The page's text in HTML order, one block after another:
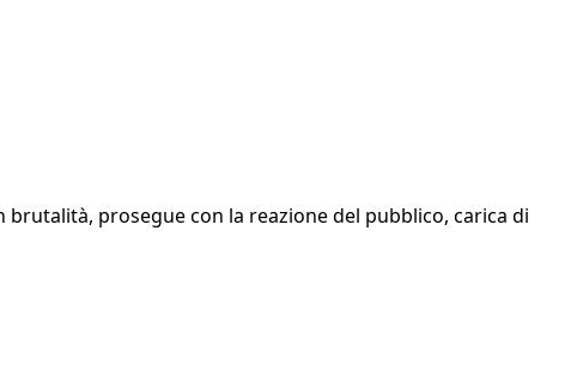
prosegue con la reazione del pubblico, carica di